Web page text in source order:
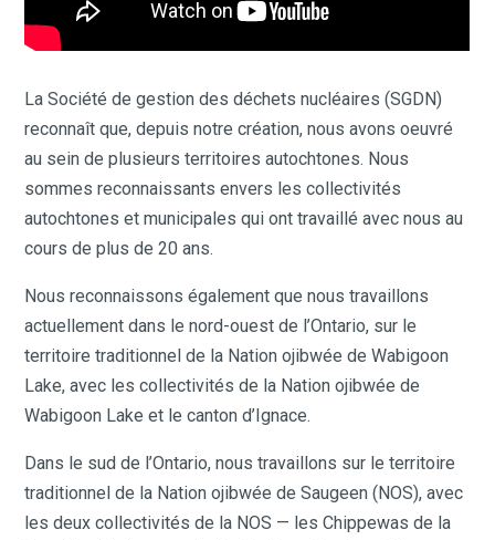
La Société de gestion des déchets nucléaires (SGDN)
reconnaît que, depuis notre création, nous avons oeuvré
au sein de plusieurs territoires autochtones. Nous
sommes reconnaissants envers les collectivités
autochtones et municipales qui ont travaillé avec nous au
cours de plus de 20 ans.
Nous reconnaissons également que nous travaillons
actuellement dans le nord-ouest de l’Ontario, sur le
territoire traditionnel de la Nation ojibwée de Wabigoon
Lake, avec les collectivités de la Nation ojibwée de
Wabigoon Lake et le canton d’Ignace.
Dans le sud de l’Ontario, nous travaillons sur le territoire
traditionnel de la Nation ojibwée de Saugeen (NOS), avec
les deux collectivités de la NOS — les Chippewas de la